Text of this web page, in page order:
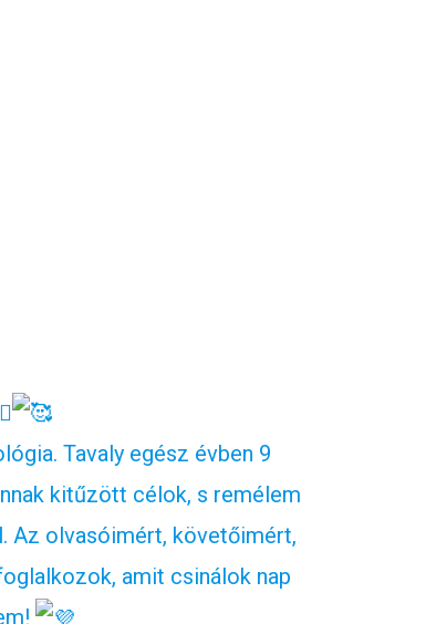
Tavaly egész évben 9
kitűzött célok, s remélem
Az olvasóimért, követőimért,
amit csinálok nap